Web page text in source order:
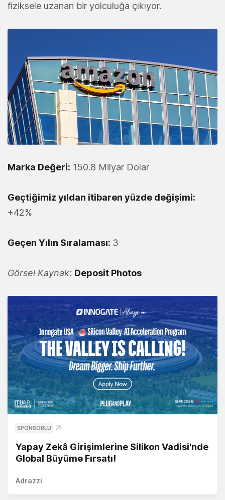
fiziksele uzanan bir yolculuğa çıkıyor.
Marka Değeri: 150.8 Milyar Dolar
Geçtiğimiz yıldan itibaren yüzde değişimi:
+42%
Geçen Yılın Sıralaması: 3
Görsel Kaynak: Deposit Photos
SPONSORLU
Yapay Zekâ Girişimlerine Silikon Vadisi'nde
Global Büyüme Fırsatı!
Adrazzi